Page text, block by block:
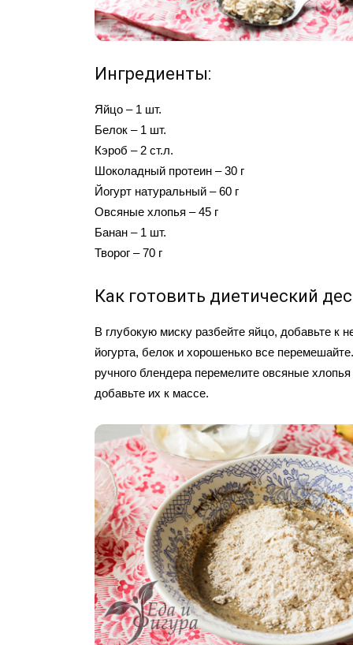
Ингредиенты:
Яйцо – 1 шт.
Белок – 1 шт.
Кэроб – 2 ст.л.
Шоколадный протеин – 30 г
Йогурт натуральный – 60 г
Овсяные хлопья – 45 г
Банан – 1 шт.
Творог – 70 г
Как готовить диетический
В глубокую миску разбейте яйцо, добавьте к
йогурта, белок и хорошенько все
ручного блендера перемелите овсяные
добавьте их к массе.